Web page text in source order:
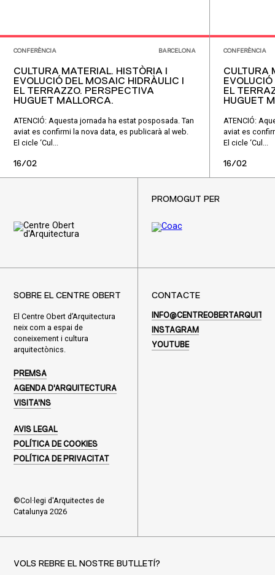
CONFERÈNCIA BARCELONA
CULTURA MATERIAL. HISTÒRIA I
EVOLUCIÓ DEL MOSAIC HIDRÀULIC I
EL TERRAZZO. PERSPECTIVA
HUGUET MALLORCA.
ATENCIÓ: Aquesta jornada ha estat posposada. Tan
aviat es confirmi la nova data, es publicarà al web.
El cicle ‘Cul...
16/02
CONFERÈNCIA
CULTURA
EL
HUGUET
ATENCIÓ:
aviat es
El cicle ‘Cul...
16/02
PROMOGUT PER
SOBRE EL CENTRE OBERT
El Centre Obert d’Arquitectura
neix com a espai de
coneixement i cultura
arquitectònics.
PREMSA
AGENDA D'ARQUITECTURA
VISITA'NS
AVIS LEGAL
POLÍTICA DE COOKIES
POLÍTICA DE PRIVACITAT
©Col·legi d'Arquitectes de
Catalunya 2026
CONTACTE
INSTAGRAM
YOUTUBE
VOLS REBRE EL NOSTRE BUTLLETÍ?